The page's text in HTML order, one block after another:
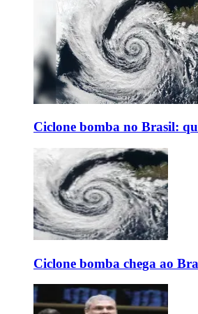
Ciclone bomba no Brasil:
Ciclone bomba chega ao